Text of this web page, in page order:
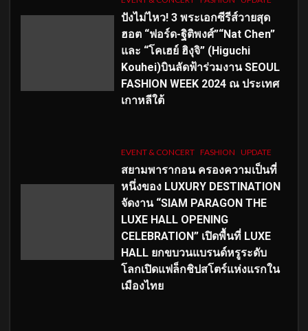
ปังไม่ไหว! 3 พระเอกซีรีส์วายสุด
ฮอต “ฟอร์ด-ฐิติพงศ์”“Nat Chen”
และ “โคเฮย์ ฮิงุจิ” (Higuchi
Kouhei)บินลัดฟ้าร่วมงาน SEOUL
FASHION WEEK 2024 ณ ประเทศ
เกาหลีใต้
EVENT & CONCERT FASHION UPDATE
สยามพารากอน ครองความเป็นที่
หนึ่งของ LUXURY DESTINATION
จัดงาน “SIAM PARAGON THE
LUXE HALL OPENING
CELEBRATION” เปิดพื้นที่ LUXE
HALL ยกขบวนแบรนด์หรูระดับ
โลกเปิดแฟล็กชิปสโตร์แห่งแรกใน
เมืองไทย